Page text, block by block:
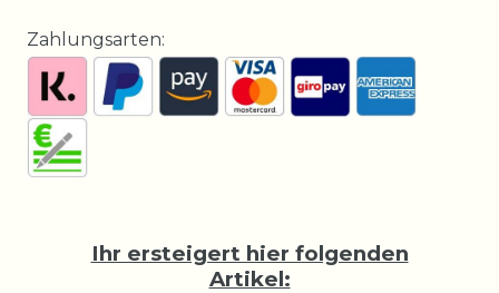
Zahlungsarten:
Ihr ersteigert hier folgenden
Artikel: